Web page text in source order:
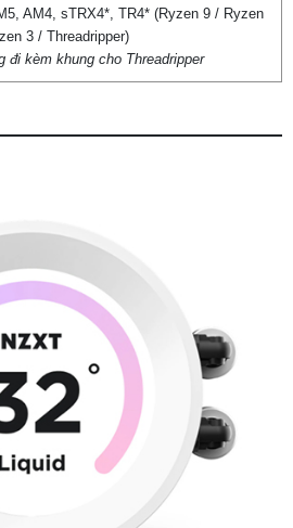
AM4, sTRX4*, TR4* (Ryzen 9 / Ryzen
3 / Threadripper)
đi kèm khung cho Threadripper